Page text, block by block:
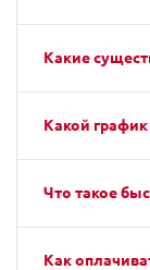
Какие
Какой
Что такое
Как